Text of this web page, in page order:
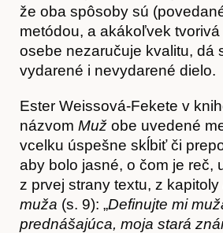
Hostcast
že oba spôsoby sú
metódou, a akákoľvek
osebe nezaručuje kvalitu, dá
vydarené i nevydarené dielo.
Ester Weissová-Fekete v
názvom Muž obe uvedené
vcelku úspešne skĺbiť či
aby bolo jasné, o čom je reč,
z prvej strany textu, z kapitoly
muža (s. 9): „Definujte mi
prednášajúca, moja stará